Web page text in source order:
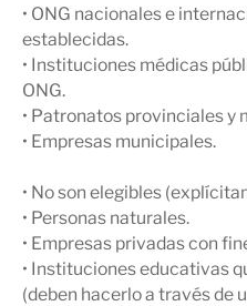
• ONG nacionales e
establecidas.
• Instituciones médicas
ONG.
• Patronatos provinciales y
• Empresas municipales.
• No son elegibles
• Personas naturales.
• Empresas privadas con
• Instituciones educativas
(deben hacerlo a través de